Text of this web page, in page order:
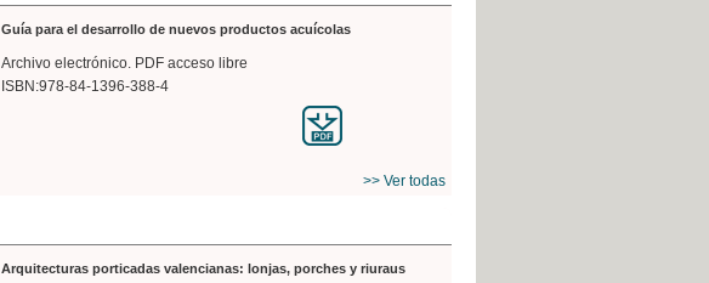
Guía para el desarrollo de nuevos productos acuícolas
Archivo electrónico. PDF acceso libre
ISBN:978-84-1396-388-4
>> Ver todas
Arquitecturas porticadas valencianas: lonjas, porches y riuraus